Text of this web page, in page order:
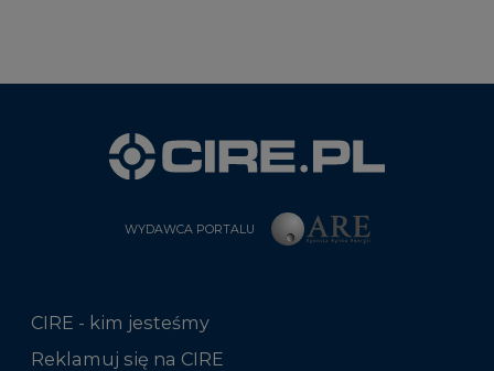
WYDAWCA PORTALU
CIRE - kim jesteśmy
Reklamuj się na CIRE